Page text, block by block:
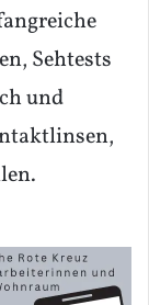
Sehtests
und